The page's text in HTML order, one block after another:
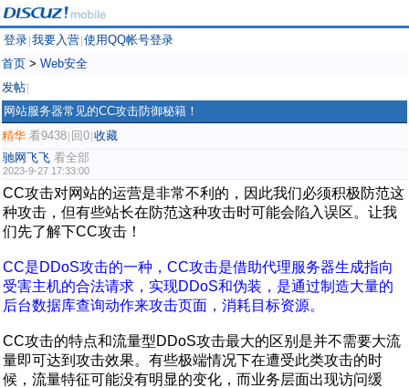
登录 我要入营 使用QQ帐号登录
首页 > Web安全
发帖
网站服务器常见的CC攻击防御秘籍！
精华 看9438 回0 收藏
驰网飞飞 看全部
2023-9-27 17:33:00
CC攻击对网站的运营是非常不利的，因此我们必须积极防范这
种攻击，但有些站长在防范这种攻击时可能会陷入误区。让我
们先了解下CC攻击！
CC是DDoS攻击的一种，CC攻击是借助代理服务器生成指向
受害主机的合法请求，实现DDoS和伪装，是通过制造大量的
后台数据库查询动作来攻击页面，消耗目标资源。
CC攻击的特点和流量型DDoS攻击最大的区别是并不需要大流
量即可达到攻击效果。有些极端情况下在遭受此类攻击的时
候，流量特征可能没有明显的变化，而业务层面出现访问缓